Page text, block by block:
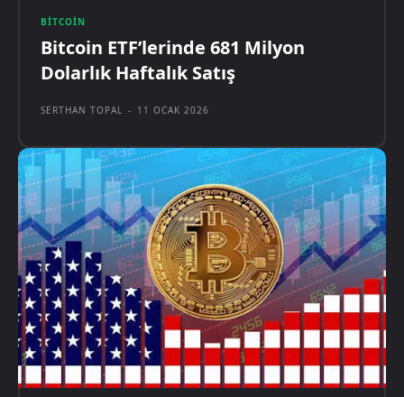
BITCOIN
Bitcoin ETF’lerinde 681 Milyon
Dolarlık Haftalık Satış
SERTHAN TOPAL - 11 OCAK 2026